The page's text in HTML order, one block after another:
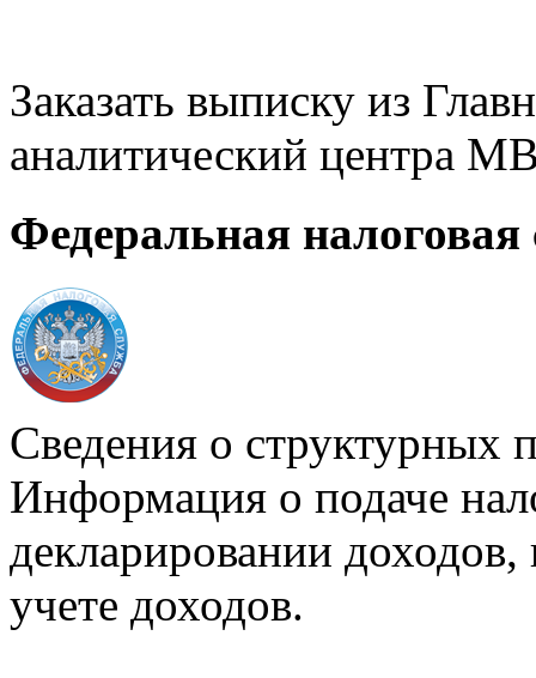
Заказать выписку из
аналитический центра
Федеральная налоговая
Сведения о структурных
Информация о подаче
декларировании доходов,
учете доходов.